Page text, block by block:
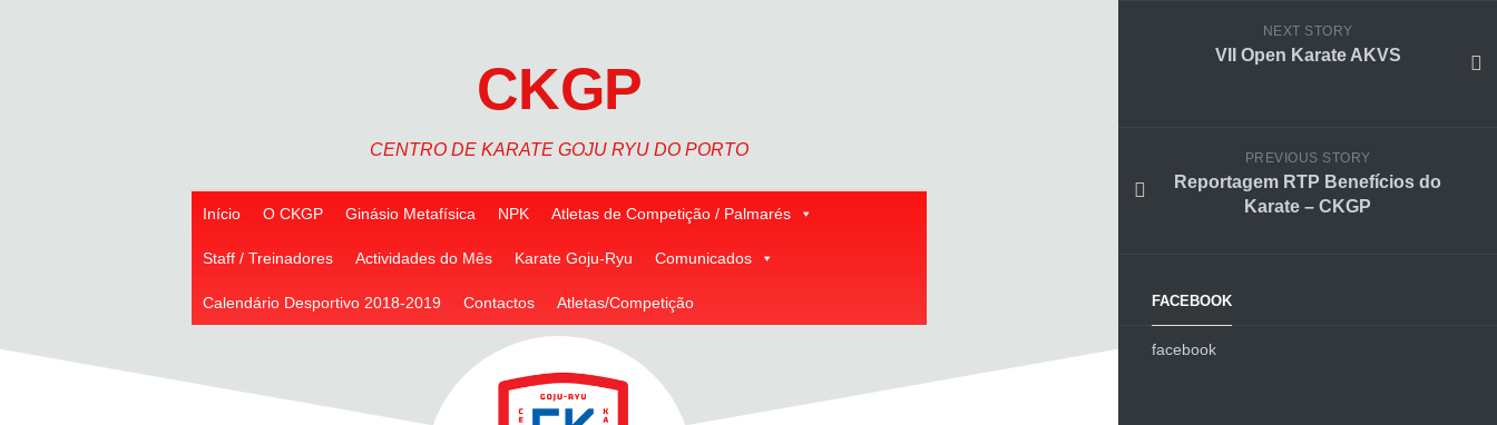
CKGP
CENTRO DE KARATE GOJU RYU DO PORTO
Início O CKGP Ginásio Metafísica NPK Atletas de Competição / Palmarés
Staff / Treinadores Actividades do Mês Karate Goju-Ryu Comunicados
Calendário Desportivo 2018-2019 Contactos Atletas/Competição
NEXT STORY
VII Open Karate AKVS
PREVIOUS STORY
Reportagem RTP Benefícios do
Karate – CKGP
FACEBOOK
facebook